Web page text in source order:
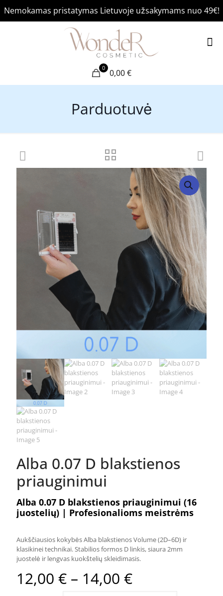
Nemokamas pristatymas Lietuvoje užsakymams nuo 49€!
0 0,00 €
Parduotuvė
Alba 0.07 D blakstienos
priauginimui
Alba 0.07 D blakstienos priauginimui (16
juostelių) | Profesionalioms meistrėms
Aukščiausios kokybės Alba blakstienos Volume (2D–6D) ir
klasikinei technikai. Stabilios formos D linkis, siaura 2mm
juostelė ir lengvas kuokštelių skleidimasis.
12,00 € – 14,00 €Price